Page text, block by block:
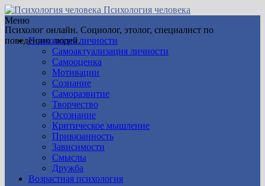
Психология человека
Психолог онлайн. Социолог, этолог, специалист по
поведению людей.
Меню
Психология личности
Самоактуализация личности
Самооценка
Мотивации
Сознание
Саморазвитие
Творчество
Осознание
Критическое мышление
Привязанность
Зависимости
Смыслы
Дружба
Возрастная психология